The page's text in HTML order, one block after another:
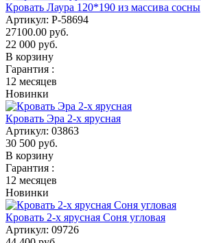
Кровать Лаура 120*190 из массива сосны
Артикул: Р-58694
27100.00 руб.
22 000 руб.
В корзину
Гарантия :
12 месяцев
Новинки
Кровать Эра 2-х ярусная
Артикул: 03863
30 500 руб.
В корзину
Гарантия :
12 месяцев
Новинки
Кровать 2-х ярусная Соня угловая
Артикул: 09726